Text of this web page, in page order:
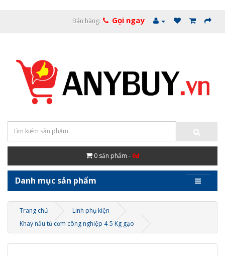
Bán hàng: Gọi ngay
0 sản phẩm - 0đ
Danh mục sản phẩm
Trang chủ
Linh phụ kiện
Khay nấu tủ cơm công nghiệp 4-5 Kg gạo